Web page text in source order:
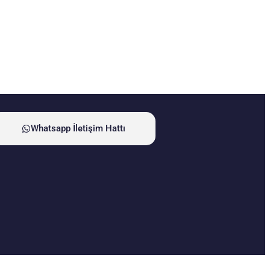
Whatsapp İletişim Hattı